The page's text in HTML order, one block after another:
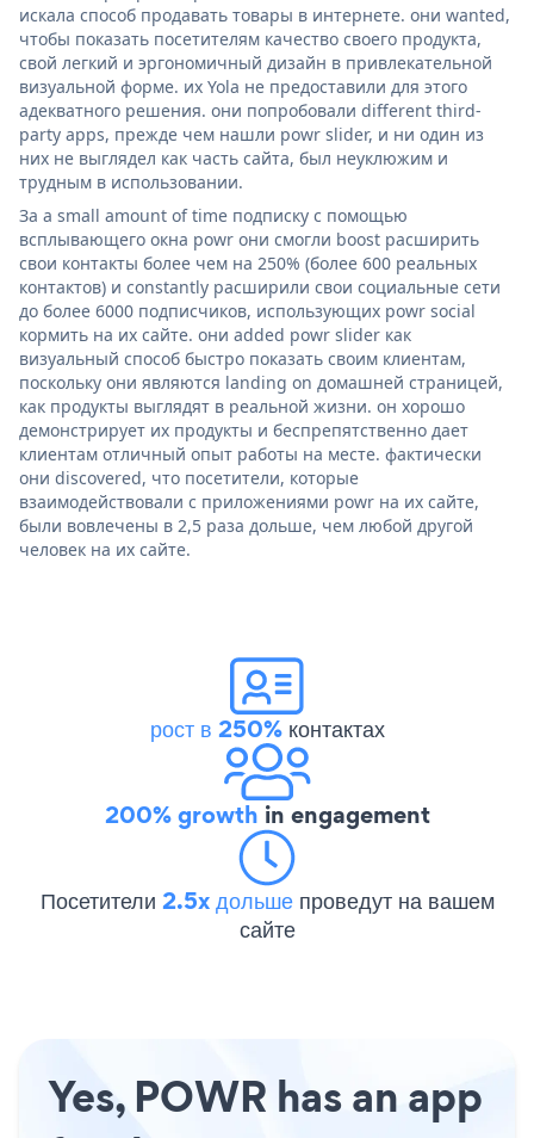
искала способ продавать товары в интернете. они wanted,
чтобы показать посетителям качество своего продукта,
свой легкий и эргономичный дизайн в привлекательной
визуальной форме. их Yola не предоставили для этого
адекватного решения. они попробовали different third-
party apps, прежде чем нашли powr slider, и ни один из
них не выглядел как часть сайта, был неуклюжим и
трудным в использовании.
За a small amount of time подписку с помощью
всплывающего окна powr они смогли boost расширить
свои контакты более чем на 250% (более 600 реальных
контактов) и constantly расширили свои социальные сети
до более 6000 подписчиков, использующих powr social
кормить на их сайте. они added powr slider как
визуальный способ быстро показать своим клиентам,
поскольку они являются landing on домашней страницей,
как продукты выглядят в реальной жизни. он хорошо
демонстрирует их продукты и беспрепятственно дает
клиентам отличный опыт работы на месте. фактически
они discovered, что посетители, которые
взаимодействовали с приложениями powr на их сайте,
были вовлечены в 2,5 раза дольше, чем любой другой
человек на их сайте.
рост в 250%контактах
200% growth in engagement
Посетители 2.5x дольше проведут на вашем
сайте
Yes, POWR has an app